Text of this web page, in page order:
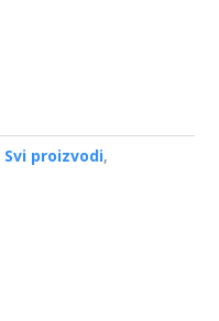
Svi proizvodi,